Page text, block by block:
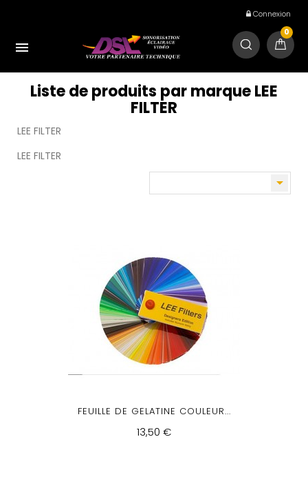
Connexion

0
Liste de produits par marque LEE
FILTER
LEE FILTER
LEE FILTER

FEUILLE DE GELATINE COULEUR...
13,50 €